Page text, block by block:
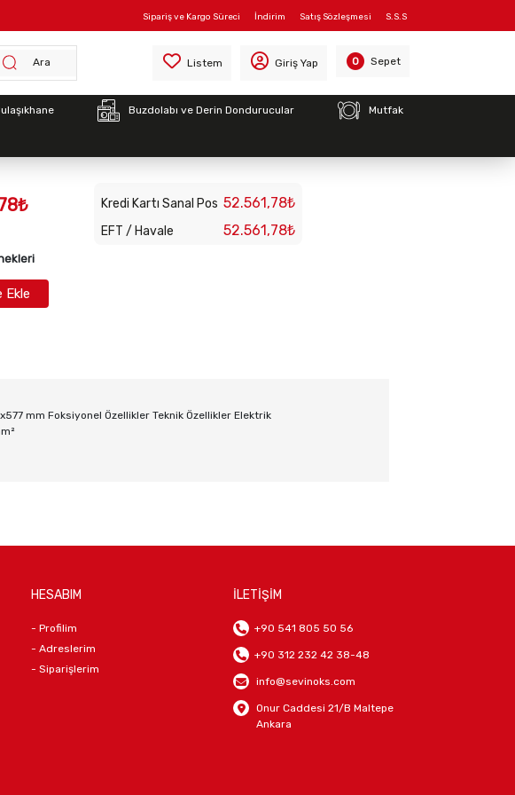
S.S.S
Satış Sözleşmesi
İndirim
Sipariş ve Kargo Süreci
Ara Listem Giriş Yap 0 Sepet
Buzdolabı ve Derin Dondurucular Mutfak
9HE10
9HE10 Patates Dinlendirici, 1/2
Kredi Kartı Sanal Pos 52.561,78₺
EFT / Havale 52.561,78₺
Ekle
mm Foksiyonel Özellikler Teknik Özellikler Elektrik
HESABIM
- Profilim
- Adreslerim
- Siparişlerim
İLETİŞİM
+90 541 805 50 56
+90 312 232 42 38-48
info@sevinoks.com
Onur Caddesi 21/B Maltepe
Ankara